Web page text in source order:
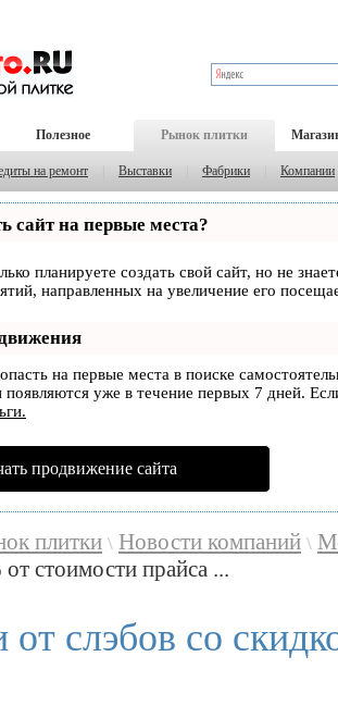
Полезное Рынок плитки
на ремонт Выставки Фабрики Компании
сайт на первые места?
планируете создать свой сайт, но не
направленных на увеличение его
на первые места в поиске
появляются уже в течение первых 7 дней.
продвижение сайта
плитки \ Новости компаний \
стоимости прайса ...
от слэбов со